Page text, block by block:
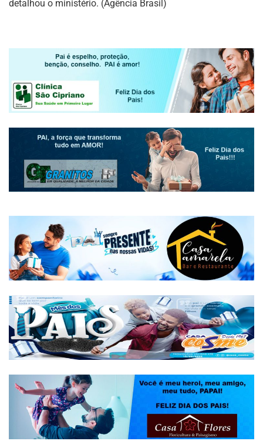
detalhou o ministério. (Agência Brasil)